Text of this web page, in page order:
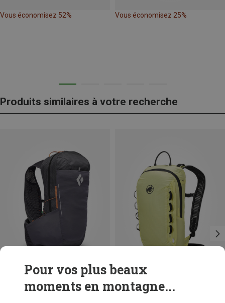
Vous économisez 52% Vous économisez 25%
Produits similaires à votre recherche
Vous économisez 52% Vous économisez 25%
Pour vos plus beaux
moments en montagne...